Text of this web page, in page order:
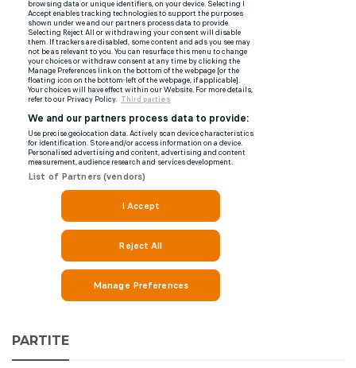
PARTITE